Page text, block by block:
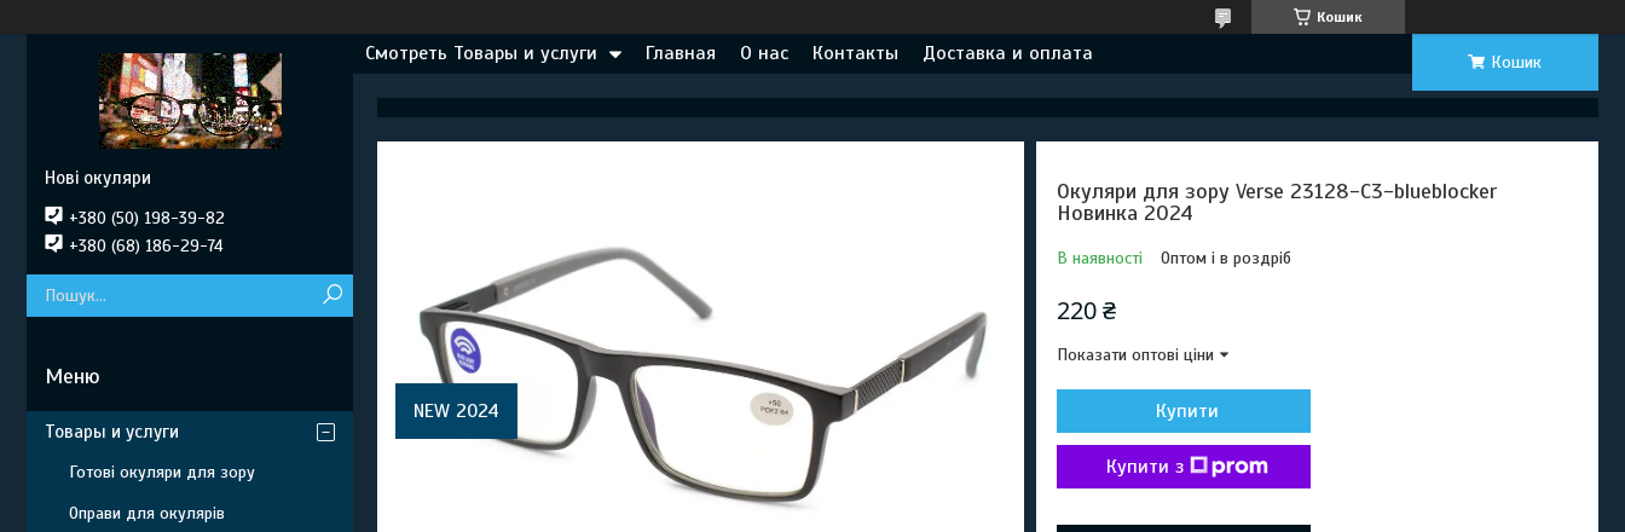
Кошик
Смотреть Товары и услуги Главная О нас Контакты Доставка и оплата Кошик
NEW 2024
Окуляри для зору Verse 23128-C3-blueblocker
Новинка 2024
В наявності Оптом і в роздріб
220 ₴
Показати оптові ціни
Купити
Купити з
Нові окуляри
+380 (50) 198-39-82
+380 (68) 186-29-74
Товары и услуги
Готові окуляри для зору
Оправи для окулярів